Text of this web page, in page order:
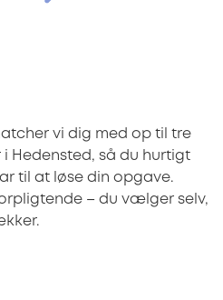
vi dig med op til tre
i Hedensted, så du hurtigt
til at løse din opgave.
– du vælger selv,